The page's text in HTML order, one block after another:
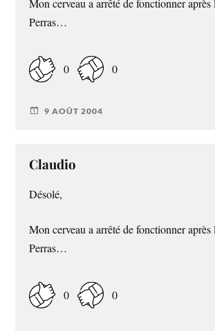
Mon cerveau a arrêté de fonctionner après
Perras…
0 0
9 AOÛT 2004
Claudio
Désolé,
Mon cerveau a arrêté de fonctionner après
Perras…
0 0